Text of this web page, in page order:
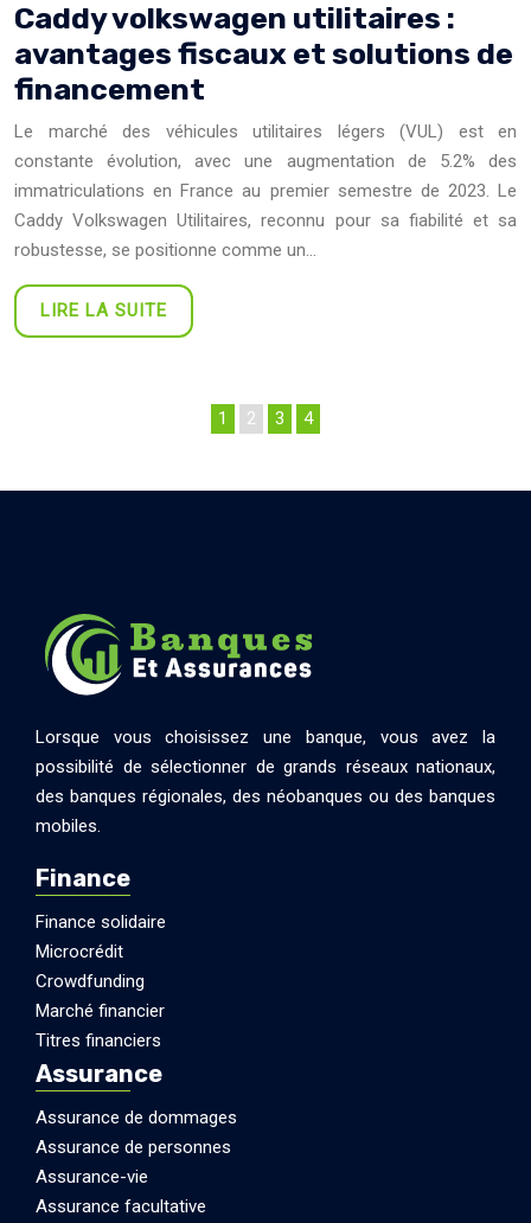
Caddy volkswagen utilitaires :
avantages fiscaux et solutions de
financement
Le marché des véhicules utilitaires légers (VUL) est en
constante évolution, avec une augmentation de 5.2% des
immatriculations en France au premier semestre de 2023. Le
Caddy Volkswagen Utilitaires, reconnu pour sa fiabilité et sa
robustesse, se positionne comme un…
LIRE LA SUITE
1 2 3 4
Lorsque vous choisissez une banque, vous avez la
possibilité de sélectionner de grands réseaux nationaux,
des banques régionales, des néobanques ou des banques
mobiles.
Finance
Finance solidaire
Microcrédit
Crowdfunding
Marché financier
Titres financiers
Assurance
Assurance de dommages
Assurance de personnes
Assurance-vie
Assurance facultative